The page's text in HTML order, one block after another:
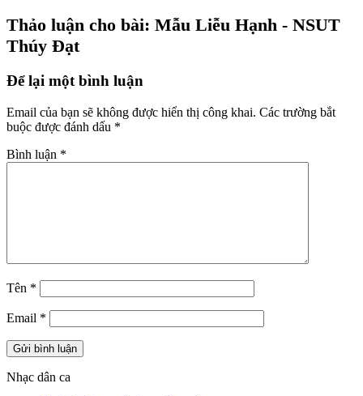
Thảo luận cho bài: Mẫu Liễu Hạnh - NSUT
Thúy Đạt
Để lại một bình luận
Email của bạn sẽ không được hiển thị công khai. Các trường bắt
buộc được đánh dấu *
Bình luận *
Tên *
Email *
Nhạc dân ca